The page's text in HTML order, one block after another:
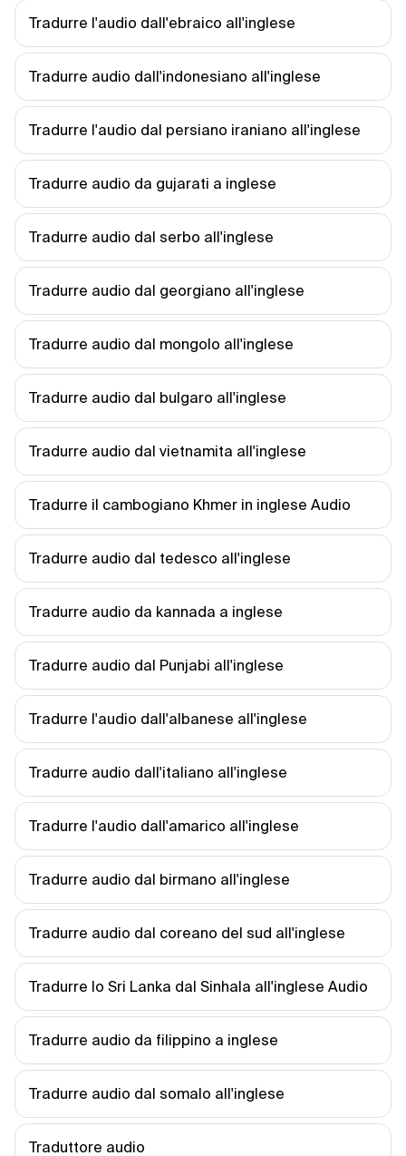
Tradurre l'audio dall'ebraico all'inglese
Tradurre audio dall'indonesiano all'inglese
Tradurre l'audio dal persiano iraniano all'inglese
Tradurre audio da gujarati a inglese
Tradurre audio dal serbo all'inglese
Tradurre audio dal georgiano all'inglese
Tradurre audio dal mongolo all'inglese
Tradurre audio dal bulgaro all'inglese
Tradurre audio dal vietnamita all'inglese
Tradurre il cambogiano Khmer in inglese Audio
Tradurre audio dal tedesco all'inglese
Tradurre audio da kannada a inglese
Tradurre audio dal Punjabi all'inglese
Tradurre l'audio dall'albanese all'inglese
Tradurre audio dall'italiano all'inglese
Tradurre l'audio dall'amarico all'inglese
Tradurre audio dal birmano all'inglese
Tradurre audio dal coreano del sud all'inglese
Tradurre lo Sri Lanka dal Sinhala all'inglese Audio
Tradurre audio da filippino a inglese
Tradurre audio dal somalo all'inglese
Traduttore audio